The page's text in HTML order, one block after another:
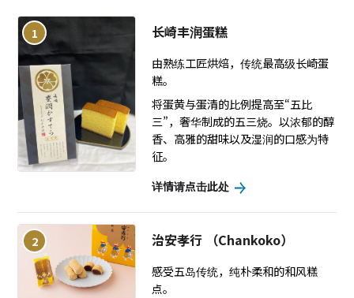
1 长崎丰润蛋糕
由熟练工匠烘焙，传统最高级长崎蛋
糕。
将蛋黄与蛋清的比例提高至“五比
三”，奢华制成的五三烧。以浓郁的醇
香、高雅的甜味以及湿润的口感为特
征。
详情请点击此处
2 治安孝行 （Chankoko）
感受五岛传统，纯朴柔和的和风糕
点。